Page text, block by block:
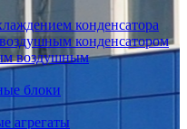
конденсатора
конденсатором
воздушным
блоки
агрегаты